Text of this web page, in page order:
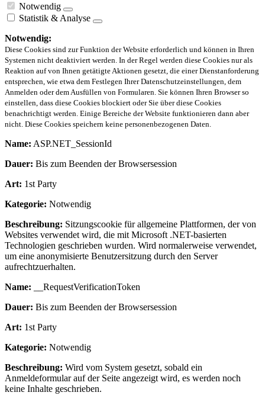
Notwendig
Statistik & Analyse
Notwendig:
Diese Cookies sind zur Funktion der Website erforderlich und können in Ihren
Systemen nicht deaktiviert werden. In der Regel werden diese Cookies nur als
Reaktion auf von Ihnen getätigte Aktionen gesetzt, die einer Dienstanforderung
entsprechen, wie etwa dem Festlegen Ihrer Datenschutzeinstellungen, dem
Anmelden oder dem Ausfüllen von Formularen. Sie können Ihren Browser so
einstellen, dass diese Cookies blockiert oder Sie über diese Cookies
benachrichtigt werden. Einige Bereiche der Website funktionieren dann aber
nicht. Diese Cookies speichern keine personenbezogenen Daten.
Name: ASP.NET_SessionId
Dauer: Bis zum Beenden der Browsersession
Art: 1st Party
Kategorie: Notwendig
Beschreibung: Sitzungscookie für allgemeine Plattformen, der von
Websites verwendet wird, die mit Microsoft .NET-basierten
Technologien geschrieben wurden. Wird normalerweise verwendet,
um eine anonymisierte Benutzersitzung durch den Server
aufrechtzuerhalten.
Name: __RequestVerificationToken
Dauer: Bis zum Beenden der Browsersession
Art: 1st Party
Kategorie: Notwendig
Beschreibung: Wird vom System gesetzt, sobald ein
Anmeldeformular auf der Seite angezeigt wird, es werden noch
keine Inhalte geschrieben.